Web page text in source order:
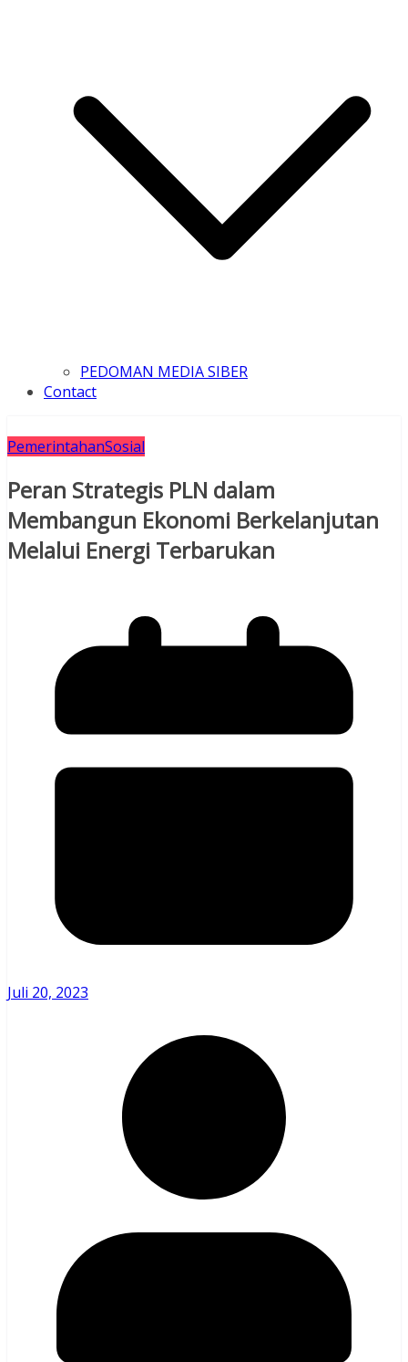
PEDOMAN MEDIA SIBER
Contact
PemerintahanSosial
Peran Strategis PLN dalam
Membangun Ekonomi Berkelanjutan
Melalui Energi Terbarukan
Juli 20, 2023